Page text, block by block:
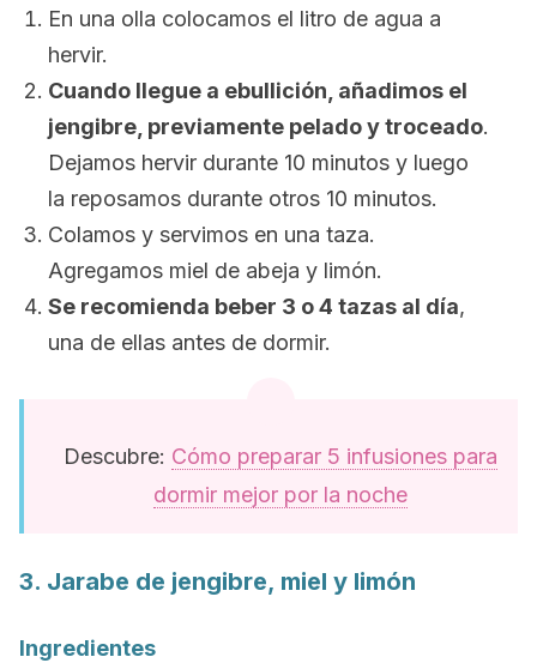
En una olla colocamos el litro de agua a
hervir.
Cuando llegue a ebullición, añadimos el
jengibre, previamente pelado y troceado.
Dejamos hervir durante 10 minutos y luego
la reposamos durante otros 10 minutos.
Colamos y servimos en una taza.
Agregamos miel de abeja y limón.
Se recomienda beber 3 o 4 tazas al día,
una de ellas antes de dormir.
Descubre: Cómo preparar 5 infusiones para
dormir mejor por la noche
3. Jarabe de jengibre, miel y limón
Ingredientes